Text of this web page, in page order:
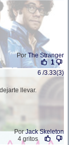
PorThe Stranger
1
6 /3.33(3)
llevar.
PorJack Skeleton
4 gritos